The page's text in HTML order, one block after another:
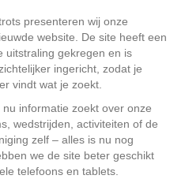
presenteren wij onze
website. De site heeft een
uitstraling gekregen en is
ingericht, zodat je
vindt wat je zoekt.
nu informatie zoekt over onze
wedstrijden, activiteiten of de
zelf – alles is nu nog
we de site beter geschikt
telefoons en tablets.